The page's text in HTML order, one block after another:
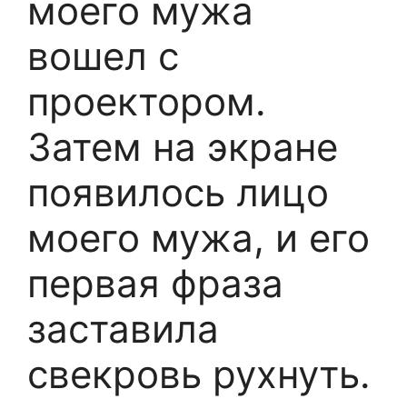
моего мужа
вошел с
проектором.
Затем на экране
появилось лицо
моего мужа, и его
первая фраза
заставила
свекровь рухнуть.